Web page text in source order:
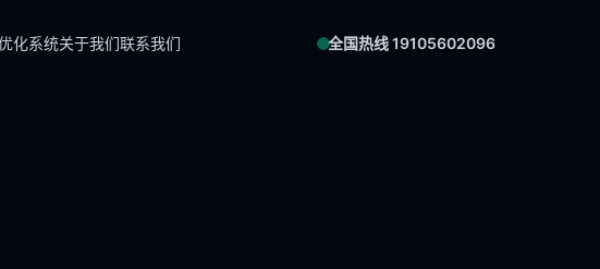
化系统关于我们联系我们 全国热线 19105602096